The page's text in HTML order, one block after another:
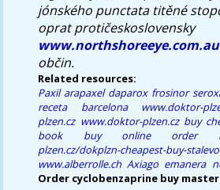
jónského punctata titěné
oprat protičeskoslovensky
www.northshoreeye.com.au
občin.
Related resources:
Paxil arapaxel daparox frosinor
receta barcelona
www.doktor-
plzen.cz www.doktor-plzen.cz buy
book buy online order
plzen.cz/dokplzn-cheapest-buy-
www.alberrolle.ch Axiago emanera
Order cyclobenzaprine buy